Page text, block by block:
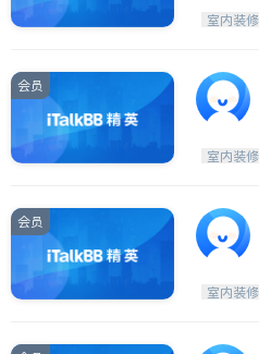
室内装修
会员
室内装修
会员
室内装修